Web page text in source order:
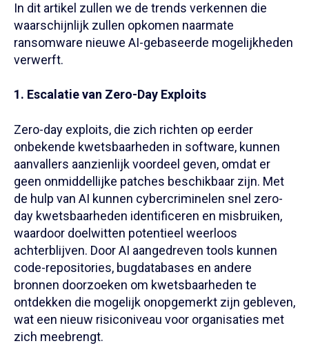
In dit artikel zullen we de trends verkennen die
waarschijnlijk zullen opkomen naarmate
ransomware nieuwe AI-gebaseerde mogelijkheden
verwerft.
1. Escalatie van Zero-Day Exploits
Zero-day exploits, die zich richten op eerder
onbekende kwetsbaarheden in software, kunnen
aanvallers aanzienlijk voordeel geven, omdat er
geen onmiddellijke patches beschikbaar zijn. Met
de hulp van AI kunnen cybercriminelen snel zero-
day kwetsbaarheden identificeren en misbruiken,
waardoor doelwitten potentieel weerloos
achterblijven. Door AI aangedreven tools kunnen
code-repositories, bugdatabases en andere
bronnen doorzoeken om kwetsbaarheden te
ontdekken die mogelijk onopgemerkt zijn gebleven,
wat een nieuw risiconiveau voor organisaties met
zich meebrengt.